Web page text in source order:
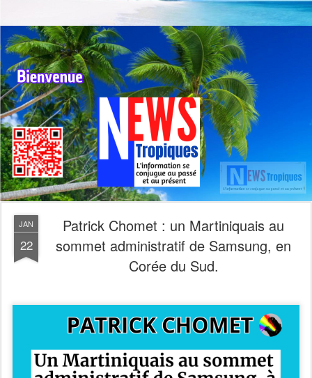
JAN
22
Patrick Chomet : un Martiniquais au
sommet administratif de Samsung, en
Corée du Sud.